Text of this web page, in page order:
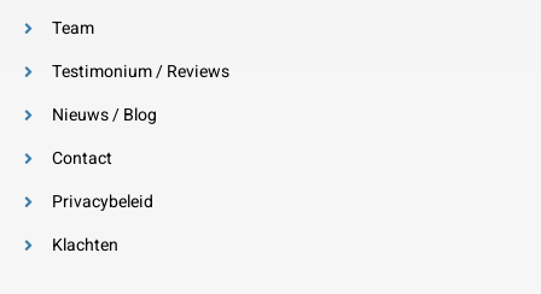
Team
Testimonium / Reviews
Nieuws / Blog
Contact
Privacybeleid
Klachten